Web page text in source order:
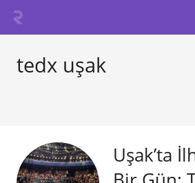
tedx uşak
Uşak’ta